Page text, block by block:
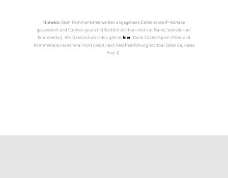
Hinweis:Beim Kommentieren werden angegebene Daten sowie IP-Adresse
gespeichert und Cookies gesetzt (öffentlich sichtbar sind nur Name, Website und
Kommentar). Alle Datenschutz-Infos gibt eshier. Dank Cache/Spam-Filter sind
Kommentare manchmal nicht direkt nach Veröffentlichung sichtbar (aber da, keine
Angst).